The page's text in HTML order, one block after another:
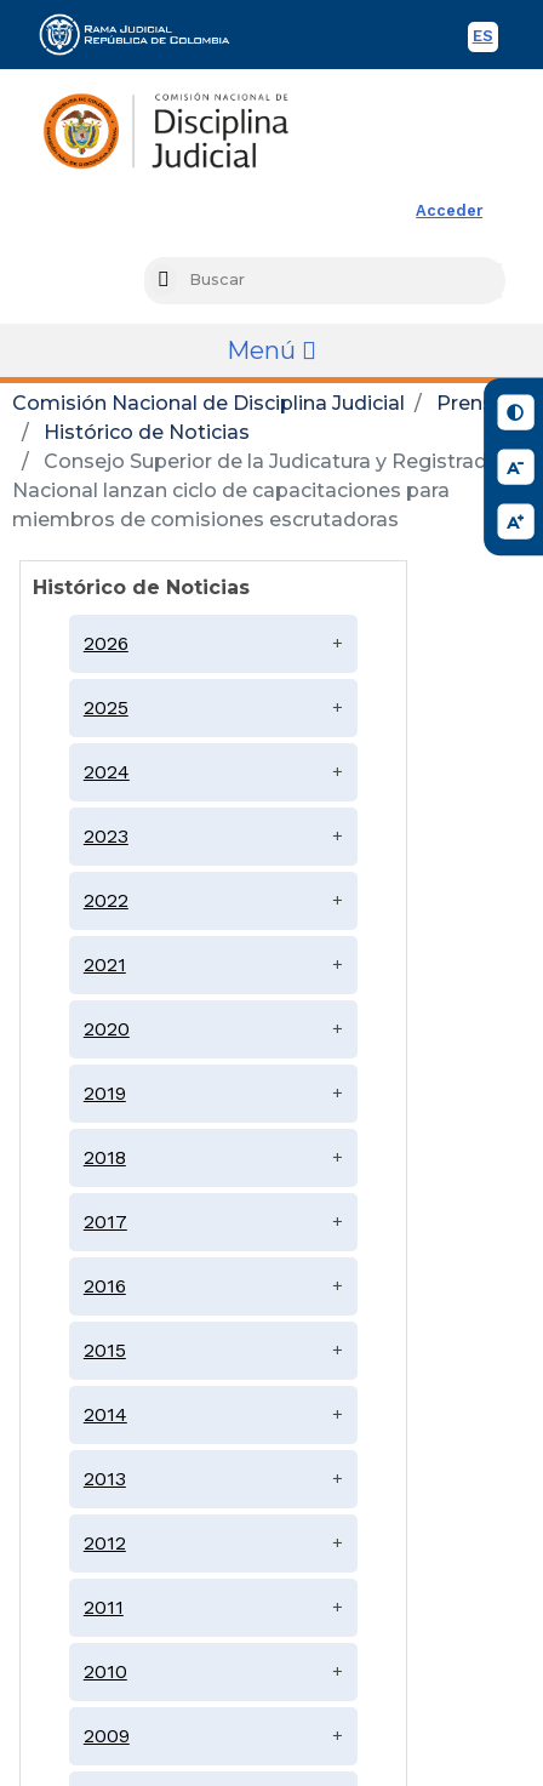
ES
Acceder
Menú
Comisión Nacional de Disciplina Judicial
Prensa
Histórico de Noticias
Consejo Superior de la Judicatura y Registraduría
Nacional lanzan ciclo de capacitaciones para
miembros de comisiones escrutadoras
Histórico de Noticias
2026 +
2025 +
2024 +
2023 +
2022 +
2021 +
2020 +
2019 +
2018 +
2017 +
2016 +
2015 +
2014 +
2013 +
2012 +
2011 +
2010 +
2009 +